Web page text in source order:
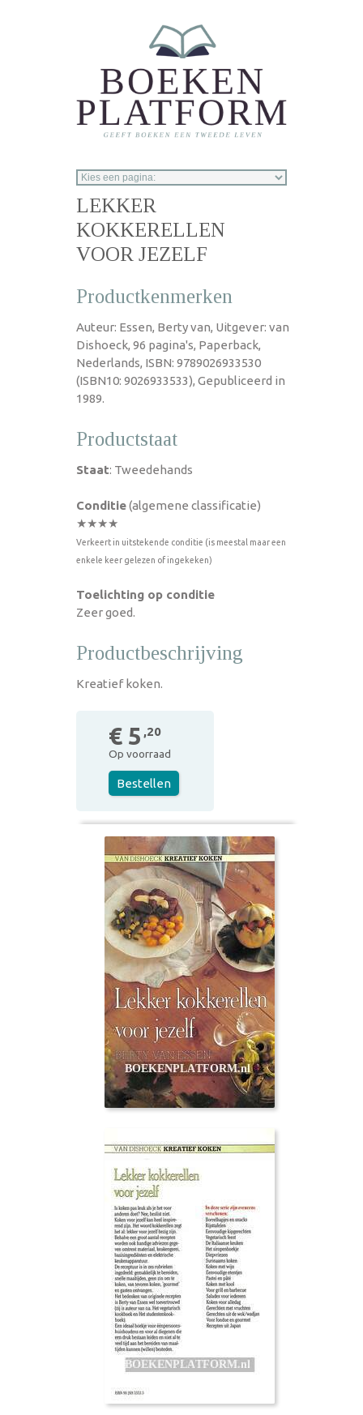
LEKKER
KOKKERELLEN
VOOR JEZELF
Productkenmerken
Auteur: Essen, Berty van, Uitgever: van
Dishoeck, 96 pagina's, Paperback,
Nederlands, ISBN: 9789026933530
(ISBN10: 9026933533), Gepubliceerd in
1989.
Productstaat
Staat: Tweedehands
Conditie(algemene classificatie)
★★★★
Verkeert in uitstekende conditie (is meestal maar een
enkele keer gelezen of ingekeken)
Toelichting op conditie
Zeer goed.
Productbeschrijving
Kreatief koken.
€ 5 ,20
Op voorraad
Bestellen